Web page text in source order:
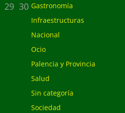
29 30 Gastronomía
Infraestructuras
Nacional
Ocio
Palencia y Provincia
Salud
Sin categoría
Sociedad